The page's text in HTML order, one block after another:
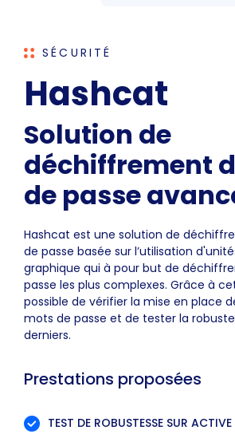
SÉCURITÉ
Hashcat
Solution de
déchiffrement
de passe
Hashcat est une solution de
de passe basée sur l’utilisation
graphique qui à pour but de
passe les plus complexes. Grâce à
possible de vérifier la mise en place
mots de passe et de tester la
derniers.
Prestations proposées
TEST DE ROBUSTESSE SUR